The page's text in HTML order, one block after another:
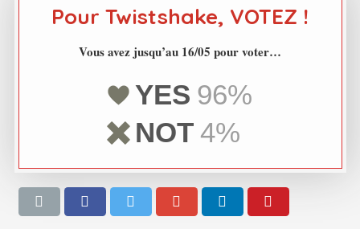
Pour Twistshake, VOTEZ !
Vous avez jusqu’au 16/05 pour voter…
YES 96%
NOT 4%